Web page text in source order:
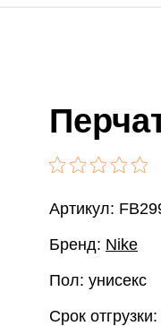
Артикул:
Бренд: Nike
Пол: унисекс
Срок